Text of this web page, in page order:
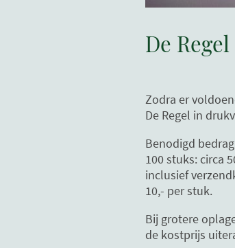
De
Zodra er
De Regel in
Benodigd
100 stuks: circa
inclusief
10,- per stuk.
Bij grotere
de kostprijs